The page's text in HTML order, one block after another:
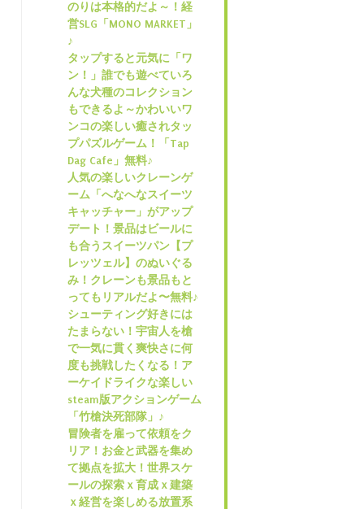
のりは本格的だよ～！経
営SLG「MONO MARKET」
♪
タップすると元気に「ワ
ン！」誰でも遊べていろ
んな犬種のコレクション
もできるよ～かわいいワ
ンコの楽しい癒されタッ
プパズルゲーム！「Tap
Dag Cafe」無料♪
人気の楽しいクレーンゲ
ーム「へなへなスイーツ
キャッチャー」がアップ
デート！景品はビールに
も合うスイーツパン【プ
レッツェル】のぬいぐる
み！クレーンも景品もと
ってもリアルだよ〜無料♪
シューティング好きには
たまらない！宇宙人を槍
で一気に貫く爽快さに何
度も挑戦したくなる！ア
ーケイドライクな楽しい
steam版アクションゲーム
「竹槍決死部隊」♪
冒険者を雇って依頼をク
リア！お金と武器を集め
て拠点を拡大！世界スケ
ールの探索ｘ育成ｘ建築
ｘ経営を楽しめる放置系